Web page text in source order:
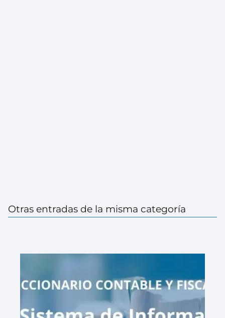
Otras entradas de la misma categoría